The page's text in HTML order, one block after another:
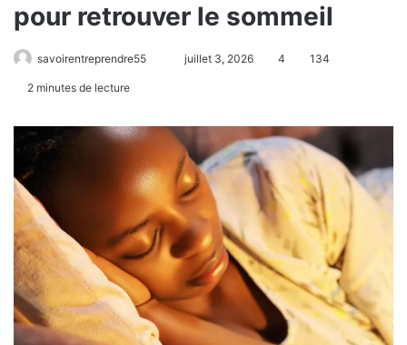
pour retrouver le sommeil
savoirentreprendre55 juillet 3, 2026 4 134
2 minutes de lecture